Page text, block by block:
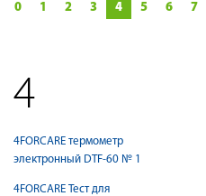
0 1 2 3 4 5 6 7
4
4FORCARE термометр
электронный DTF-60 № 1
4FORCARE Тест для